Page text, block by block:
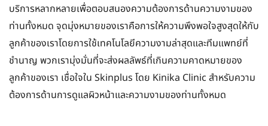
บริการหลากหลายเพื่อตอบสนองความต้องการด้านความงามของ
ท่านทั้งหมด จุดมุ่งหมายของเราคือการให้ความพึงพอใจสูงสุดให้กับ
ลูกค้าของเราโดยการใช้เทคโนโลยีความงามล่าสุดและทีมแพทย์ที่
ชำนาญ พวกเรามุ่งมั่นที่จะส่งผลลัพธ์ที่เกินความคาดหมายของ
ลูกค้าของเรา เชื่อใจใน Skinplus โดย Kinika Clinic สำหรับความ
ต้องการด้านการดูแลผิวหน้าและความงามของท่านทั้งหมด